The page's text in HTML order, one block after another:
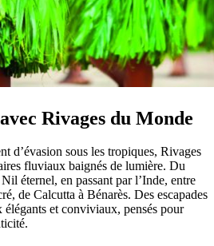
Rivages du Monde
d’évasion sous les tropiques, Rivages
fluviaux baignés de lumière. Du
éternel, en passant par l’Inde, entre
de Calcutta à Bénarès. Des escapades
élégants et conviviaux, pensés pour